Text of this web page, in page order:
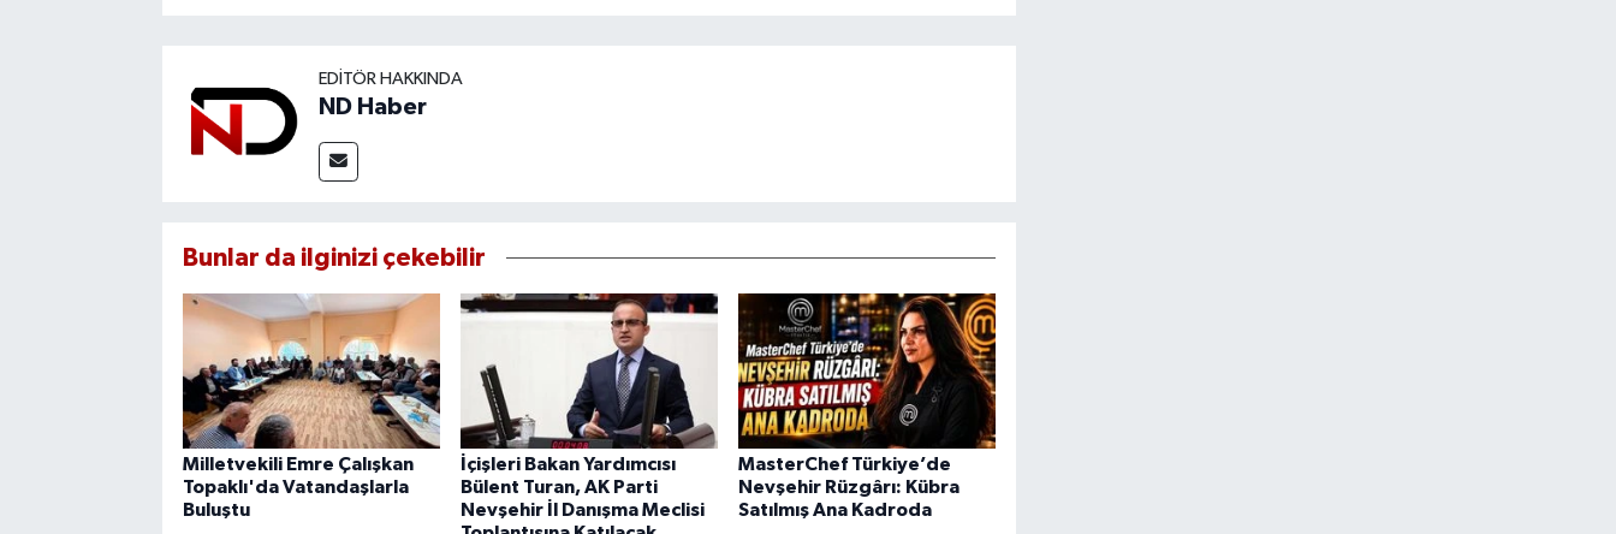
EDITÖR HAKKINDA
ND Haber
Bunlar da ilginizi çekebilir
Milletvekili Emre Çalışkan
Topaklı'da Vatandaşlarla
Buluştu
İçişleri Bakan Yardımcısı
Bülent Turan, AK Parti
Nevşehir İl Danışma Meclisi
MasterChef Türkiye’de
Nevşehir Rüzgârı: Kübra
Satılmış Ana Kadroda